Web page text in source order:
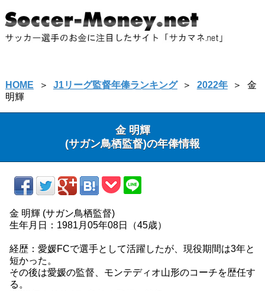
HOME ＞ J1リーグ監督年俸ランキング ＞ 2022年 ＞
金
明輝
金 明輝
(サガン鳥栖監督)の年俸情報
金 明輝 (サガン鳥栖監督)
生年月日：1981月05年08日（45歳）
経歴：愛媛FCで選手として活躍したが、現役期間は3年と
短かった。
その後は愛媛の監督、モンテディオ山形のコーチを歴任す
る。